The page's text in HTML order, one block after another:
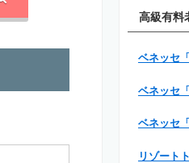
高級有料
ベネッセ
ベネッセ
ベネッセ
リゾート